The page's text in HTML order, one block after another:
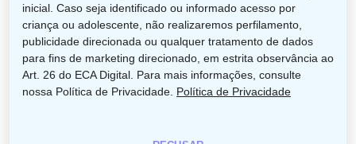
Categorias
Galeria de Fotos Matérias Científicas
Notícias
inicial. Caso seja identificado ou informado acesso por
criança ou adolescente, não realizaremos perfilamento,
publicidade direcionada ou qualquer tratamento de dados
para fins de marketing direcionado, em estrita observância ao
Art. 26 do ECA Digital. Para mais informações, consulte
nossa Política de Privacidade. Política de Privacidade